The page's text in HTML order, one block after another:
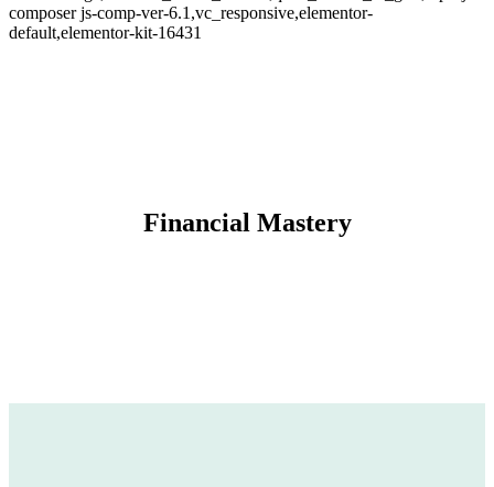
composer js-comp-ver-6.1,vc_responsive,elementor-
default,elementor-kit-16431
Financial Mastery